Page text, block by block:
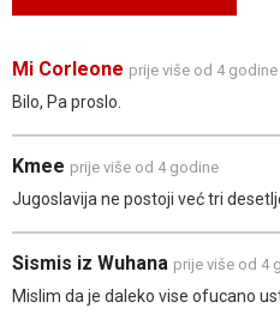
Mi Corleone prije više od 4 godine
Bilo, Pa proslo.
Kmee prije više od 4 godine
Jugoslavija ne postoji već tri
Sismis iz Wuhana prije više od 4
Mislim da je daleko vise ofucano